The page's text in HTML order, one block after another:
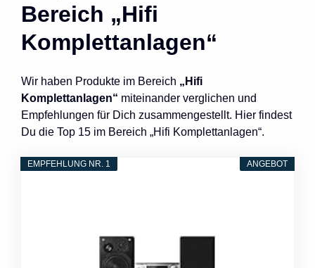
Bereich „Hifi
Komplettanlagen“
Wir haben Produkte im Bereich „Hifi
Komplettanlagen“ miteinander verglichen und
Empfehlungen für Dich zusammengestellt. Hier findest
Du die Top 15 im Bereich „Hifi Komplettanlagen“.
ANGEBOT
EMPFEHLUNG NR. 1